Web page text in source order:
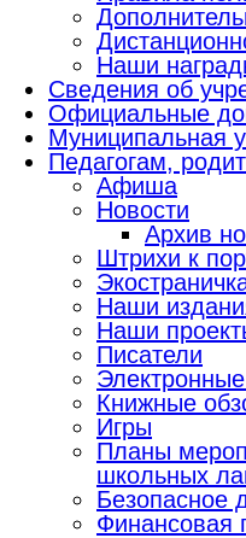
Наши
Сведения об
Официальные
Муниципальная
Педагогам,
Афиша
Новости
Архив
Штрихи к
Наши
Наши
Писатели
Книжные
Игры
Планы
школьных
Безопасное
Финансовая